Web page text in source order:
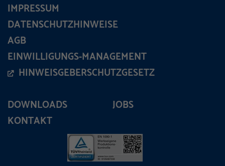
DOWNLOADS
JOBS
KONTAKT
IMPRESSUM
DATENSCHUTZHINWEISE
AGB
EINWILLIGUNGS-MANAGEMENT
HINWEISGEBERSCHUTZGESETZ